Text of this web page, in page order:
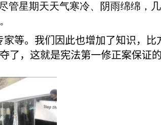
管星期天天气寒冷、阴雨绵绵，
等。我们因此也增加了知识，比
了，这就是宪法第一修正案保证